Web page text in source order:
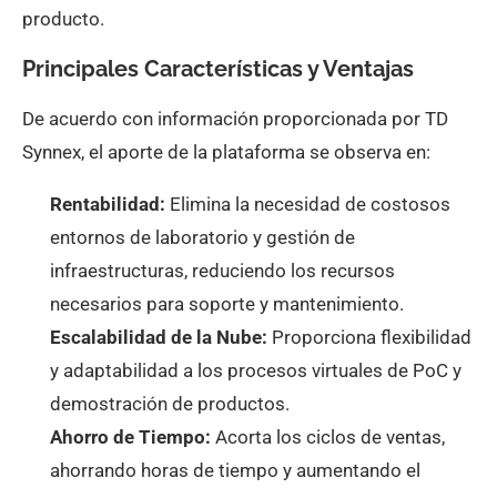
producto.
Principales Características y Ventajas
De acuerdo con información proporcionada por TD
Synnex, el aporte de la plataforma se observa en:
Rentabilidad: Elimina la necesidad de costosos
entornos de laboratorio y gestión de
infraestructuras, reduciendo los recursos
necesarios para soporte y mantenimiento.
Escalabilidad de la Nube: Proporciona flexibilidad
y adaptabilidad a los procesos virtuales de PoC y
demostración de productos.
Ahorro de Tiempo: Acorta los ciclos de ventas,
ahorrando horas de tiempo y aumentando el